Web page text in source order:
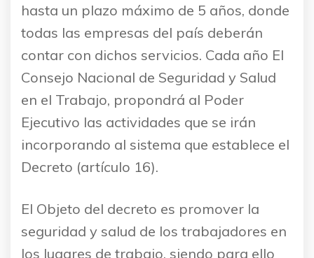
hasta un plazo máximo de 5 años, donde
todas las empresas del país deberán
contar con dichos servicios. Cada año El
Consejo Nacional de Seguridad y Salud
en el Trabajo, propondrá al Poder
Ejecutivo las actividades que se irán
incorporando al sistema que establece el
Decreto (artículo 16).
El Objeto del decreto es promover la
seguridad y salud de los trabajadores en
los lugares de trabajo, siendo para ello